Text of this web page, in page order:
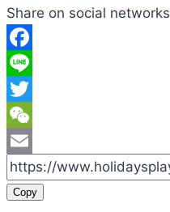
Share on social networks
Facebook
Line
Twitter
WeChat
Email
Copy